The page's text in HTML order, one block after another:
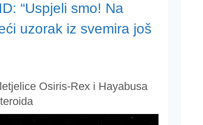
“Uspjeli smo! Na
uzorak iz svemira još
Osiris-Rex i Hayabusa